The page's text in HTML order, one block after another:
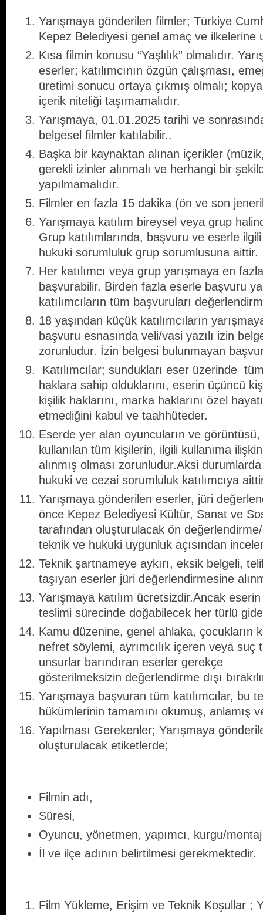
Yarışmaya gönderilen filmler; Türkiye
Kepez Belediyesi genel amaç ve ilkelerine
Kısa filmin konusu “Yaşlılık” olmalıdır.
eserler; katılımcının özgün çalışması,
üretimi sonucu ortaya çıkmış olmalı;
içerik niteliği taşımamalıdır.
Yarışmaya, 01.01.2025 tarihi ve
belgesel filmler katılabilir..
Başka bir kaynaktan alınan içerikler
gerekli izinler alınmalı ve herhangi bir
yapılmamalıdır.
Filmler en fazla 15 dakika (ön ve son
Yarışmaya katılım bireysel veya grup
Grup katılımlarında, başvuru ve eserle
hukuki sorumluluk grup sorumlusuna aittir.
Her katılımcı veya grup yarışmaya en
başvurabilir. Birden fazla eserle başvuru
katılımcıların tüm başvuruları
18 yaşından küçük katılımcıların
başvuru esnasında veli/vasi yazılı izin
zorunludur. İzin belgesi bulunmayan
Katılımcılar; sundukları eser üzerinde
haklara sahip olduklarını, eserin üçüncü
kişilik haklarını, marka haklarını özel
etmediğini kabul ve taahhüteder.
Eserde yer alan oyuncuların ve
kullanılan tüm kişilerin, ilgili kullanıma ilişkin
alınmış olması zorunludur.Aksi
hukuki ve cezai sorumluluk katılımcıya
Yarışmaya gönderilen eserler, jüri
önce Kepez Belediyesi Kültür, Sanat ve
tarafından oluşturulacak ön
teknik ve hukuki uygunluk açısından
Teknik şartnameye aykırı, eksik belgeli,
taşıyan eserler jüri değerlendirmesine
Yarışmaya katılım ücretsizdir.Ancak
teslimi sürecinde doğabilecek her türlü
Kamu düzenine, genel ahlaka, çocukların
nefret söylemi, ayrımcılık içeren veya suç
unsurlar barındıran eserler gerekçe
gösterilmeksizin değerlendirme dışı
Yarışmaya başvuran tüm katılımcılar, bu
hükümlerinin tamamını okumuş, anlamış
Yapılması Gerekenler; Yarışmaya
oluşturulacak etiketlerde;
Filmin adı,
Süresi,
Oyuncu, yönetmen, yapımcı, kurgu/
İl ve ilçe adının belirtilmesi gerekmektedir.
Film Yükleme, Erişim ve Teknik Koşullar ;